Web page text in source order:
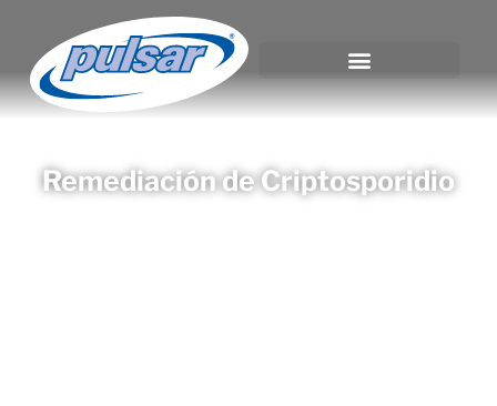
Remediación de Criptosporidio